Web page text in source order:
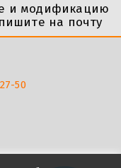
и модификацию
на почту
50